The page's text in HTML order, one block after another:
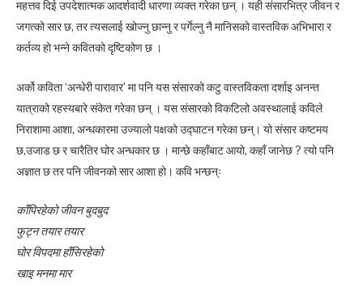
महत्तव दिई उपदेशात्मक आदर्शवादी धारणा व्यक्त गरेका छन् । यही संसारभित्र जीवन र
जगत्को सार छ, तर त्यसलाई खोज्नु छान्नु र पर्गेल्नु नै मानिसको वास्तविक अभिभारा र
कर्तव्य हो भन्ने कवितको दृष्टिकोण छ ।
अर्को कविता ‘अन्धेरी पारावार’ मा पनि यस संसारको कटु वास्तविकता दर्शाइ अनन्त
यात्राको रहस्यबारे संकेत गरेका छन् । यस संसारको विकटिलो अवस्थालाई कविले
निराशामा आशा, अन्धकारमा उज्यालो पक्षको उद्घाटन गरेका छन्। यो संसार कष्टमय
छ,उजाड छ र चारैतिर घोर अन्धकार छ । मान्छे कहाँबाट आयो, कहाँ जानेछ ? त्यो पनि
अज्ञात छ तर पनि जीवनको सार आशा हो। कवि भन्छन्ः
काँपिरहेको जीवन बुदबुद
फुट्न तयार तयार
घोर विपदमा हाँसिरहेको
खाइ मनमा मार